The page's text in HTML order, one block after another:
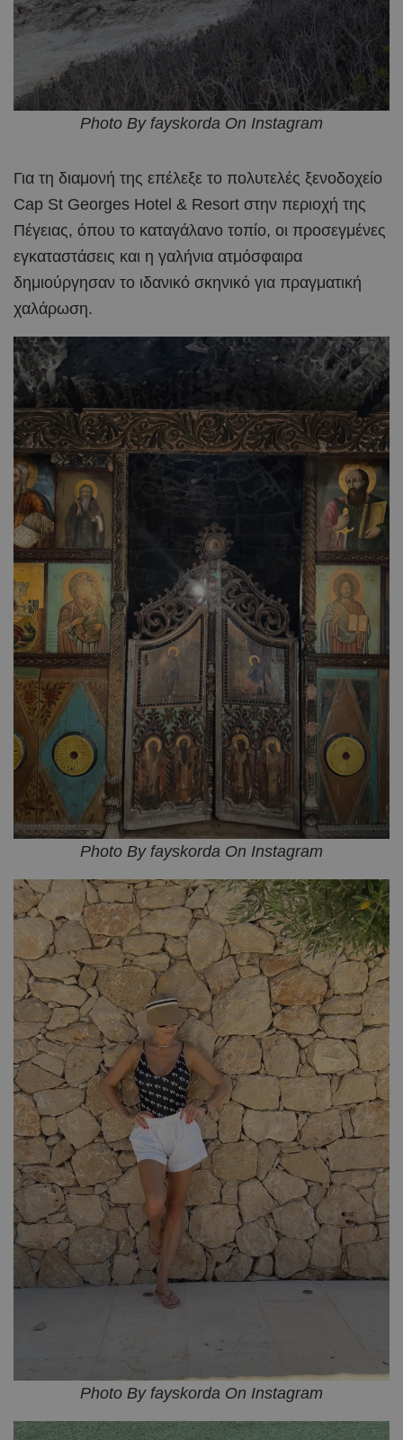
Photo By fayskorda On Instagram
Για τη διαμονή της επέλεξε το πολυτελές ξενοδοχείο
Cap St Georges Hotel & Resort στην περιοχή της
Πέγειας, όπου το καταγάλανο τοπίο, οι προσεγμένες
εγκαταστάσεις και η γαλήνια ατμόσφαιρα
δημιούργησαν το ιδανικό σκηνικό για πραγματική
χαλάρωση.
Photo By fayskorda On Instagram
Photo By fayskorda On Instagram